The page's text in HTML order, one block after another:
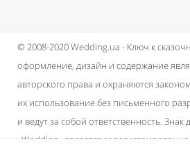
© 2008-2020 Wedding.ua - Ключ к
оформление, дизайн и содержание
авторского права и охраняются
их использование без письменного
и ведут за собой ответственность. Знак
«Wedding» является